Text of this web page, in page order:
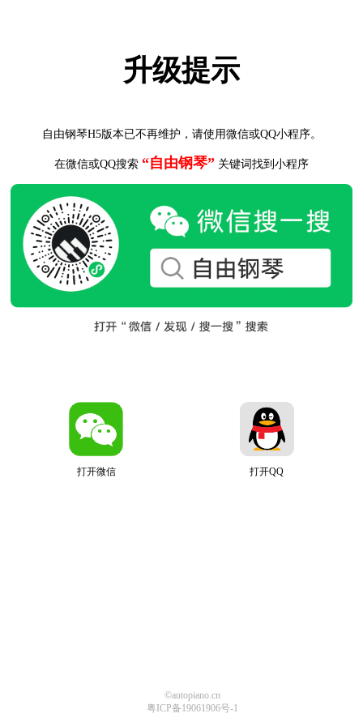
升级提示
自由钢琴H5版本已不再维护，请使用微信或QQ小程序。
在微信或QQ搜索 “自由钢琴” 关键词找到小程序
打开微信 打开QQ
©autopiano.cn
粤ICP备19061906号-1